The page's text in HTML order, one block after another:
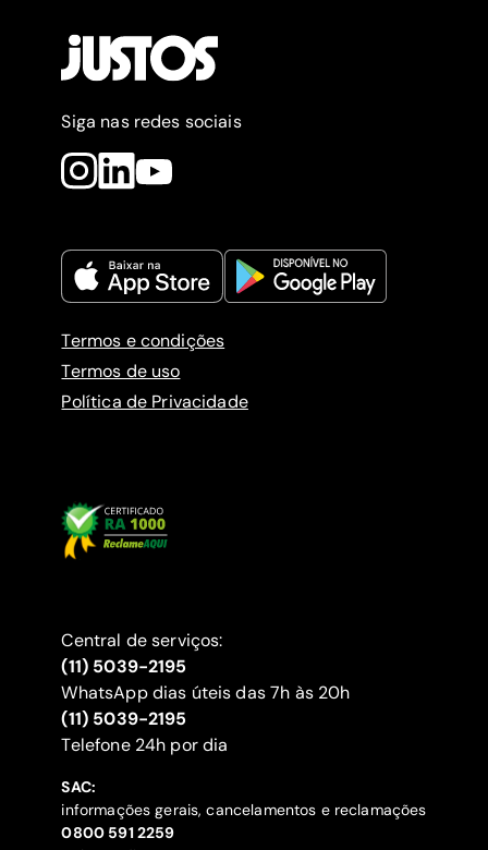
Siga nas redes sociais
Termos e condições
Termos de uso
Política de Privacidade
Central de serviços:
(11) 5039-2195
WhatsApp dias úteis das 7h às 20h
(11) 5039-2195
‍Telefone 24h por dia
SAC:
informações gerais, cancelamentos e reclamações
‍0800 591 2259